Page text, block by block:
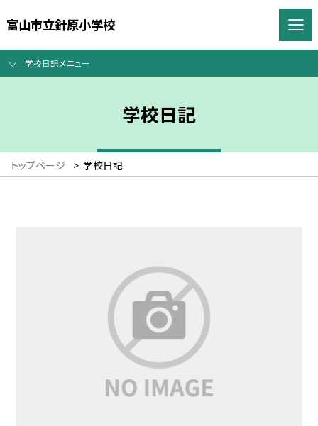
富山市立針原小学校
学校日記メニュー
学校日記
トップページ > 学校日記